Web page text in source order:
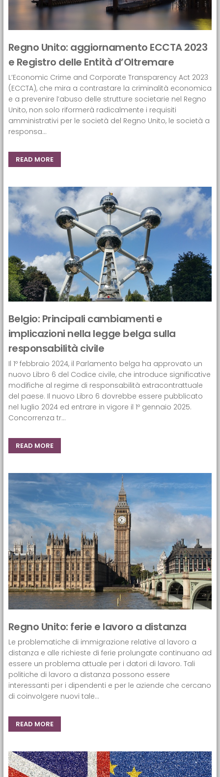
Regno Unito: aggiornamento ECCTA 2023
e Registro delle Entità d’Oltremare
L’Economic Crime and Corporate Transparency Act 2023
(ECCTA), che mira a contrastare la criminalità economica
e a prevenire l’abuso delle strutture societarie nel Regno
Unito, non solo riformerà radicalmente i requisiti
amministrativi per le società del Regno Unito, le società a
responsa...
READ MORE
Belgio: Principali cambiamenti e
implicazioni nella legge belga sulla
responsabilità civile
Il 1º febbraio 2024, il Parlamento belga ha approvato un
nuovo Libro 6 del Codice civile, che introduce significative
modifiche al regime di responsabilità extracontrattuale
del paese. Il nuovo Libro 6 dovrebbe essere pubblicato
nel luglio 2024 ed entrare in vigore il 1º gennaio 2025.
Concorrenza tr...
READ MORE
Regno Unito: ferie e lavoro a distanza
Le problematiche di immigrazione relative al lavoro a
distanza e alle richieste di ferie prolungate continuano ad
essere un problema attuale per i datori di lavoro. Tali
politiche di lavoro a distanza possono essere
interessanti per i dipendenti e per le aziende che cercano
di coinvolgere nuovi tale...
READ MORE